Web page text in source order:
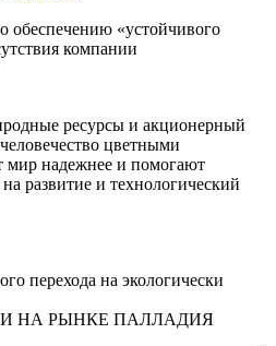
обеспечению «устойчивого
компании
ресурсы и акционерный
цветными
мир надежнее и помогают
развитие и технологический
перехода на экологически
НА РЫНКЕ ПАЛЛАДИЯ